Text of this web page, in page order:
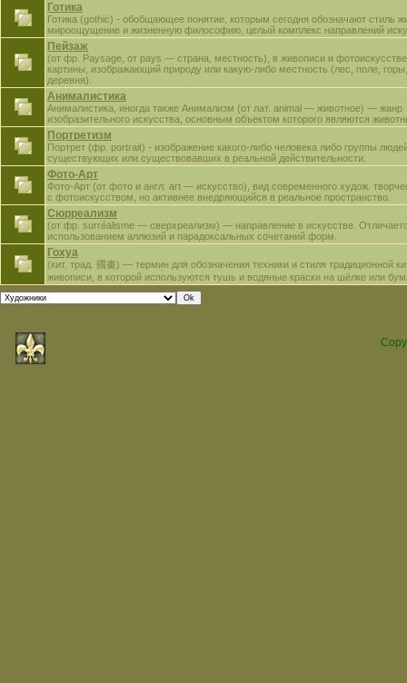
Готика
Готика (gothic) - обобщающее понятие, которым сегодня обозначают стиль
мироощущение и жизненную философию, целый комплекс направлений
Пейзаж
(от фр. Paysage, от pays — страна, местность), в живописи и
картины, изображающий природу или какую-либо местность (лес, поле,
деревня).
Анималистика
Анималистика, иногда также Анимализм (от лат. animal — животное) — жанр
изобразительного искусства, основным объектом которого являются
Портретизм
Портрет (фр. portrait) - изображение какого-либо человека либо группы
существующих или существовавших в реальной действительности.
Фото-Арт
Фото-Арт (от фото и англ. art — искусство), вид современного худож.
с фотоискусством, но активнее внедряющийся в реальное пространство.
Сюрреализм
(от фр. surréalisme — сверхреализм) — направление в искусстве.
использованием аллюзий и парадоксальных сочетаний форм.
Гохуа
(кит. трад. 國畫) — термин для обозначения техники и стиля традиционной
живописи, в которой используются тушь и водяные краски на шёлке или